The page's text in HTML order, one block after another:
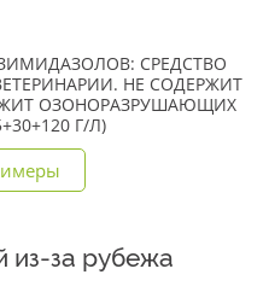
СРЕДСТВО
НЕ СОДЕРЖИТ
ОЗОНОРАЗРУШАЮЩИХ
Г/Л)
из-за рубежа